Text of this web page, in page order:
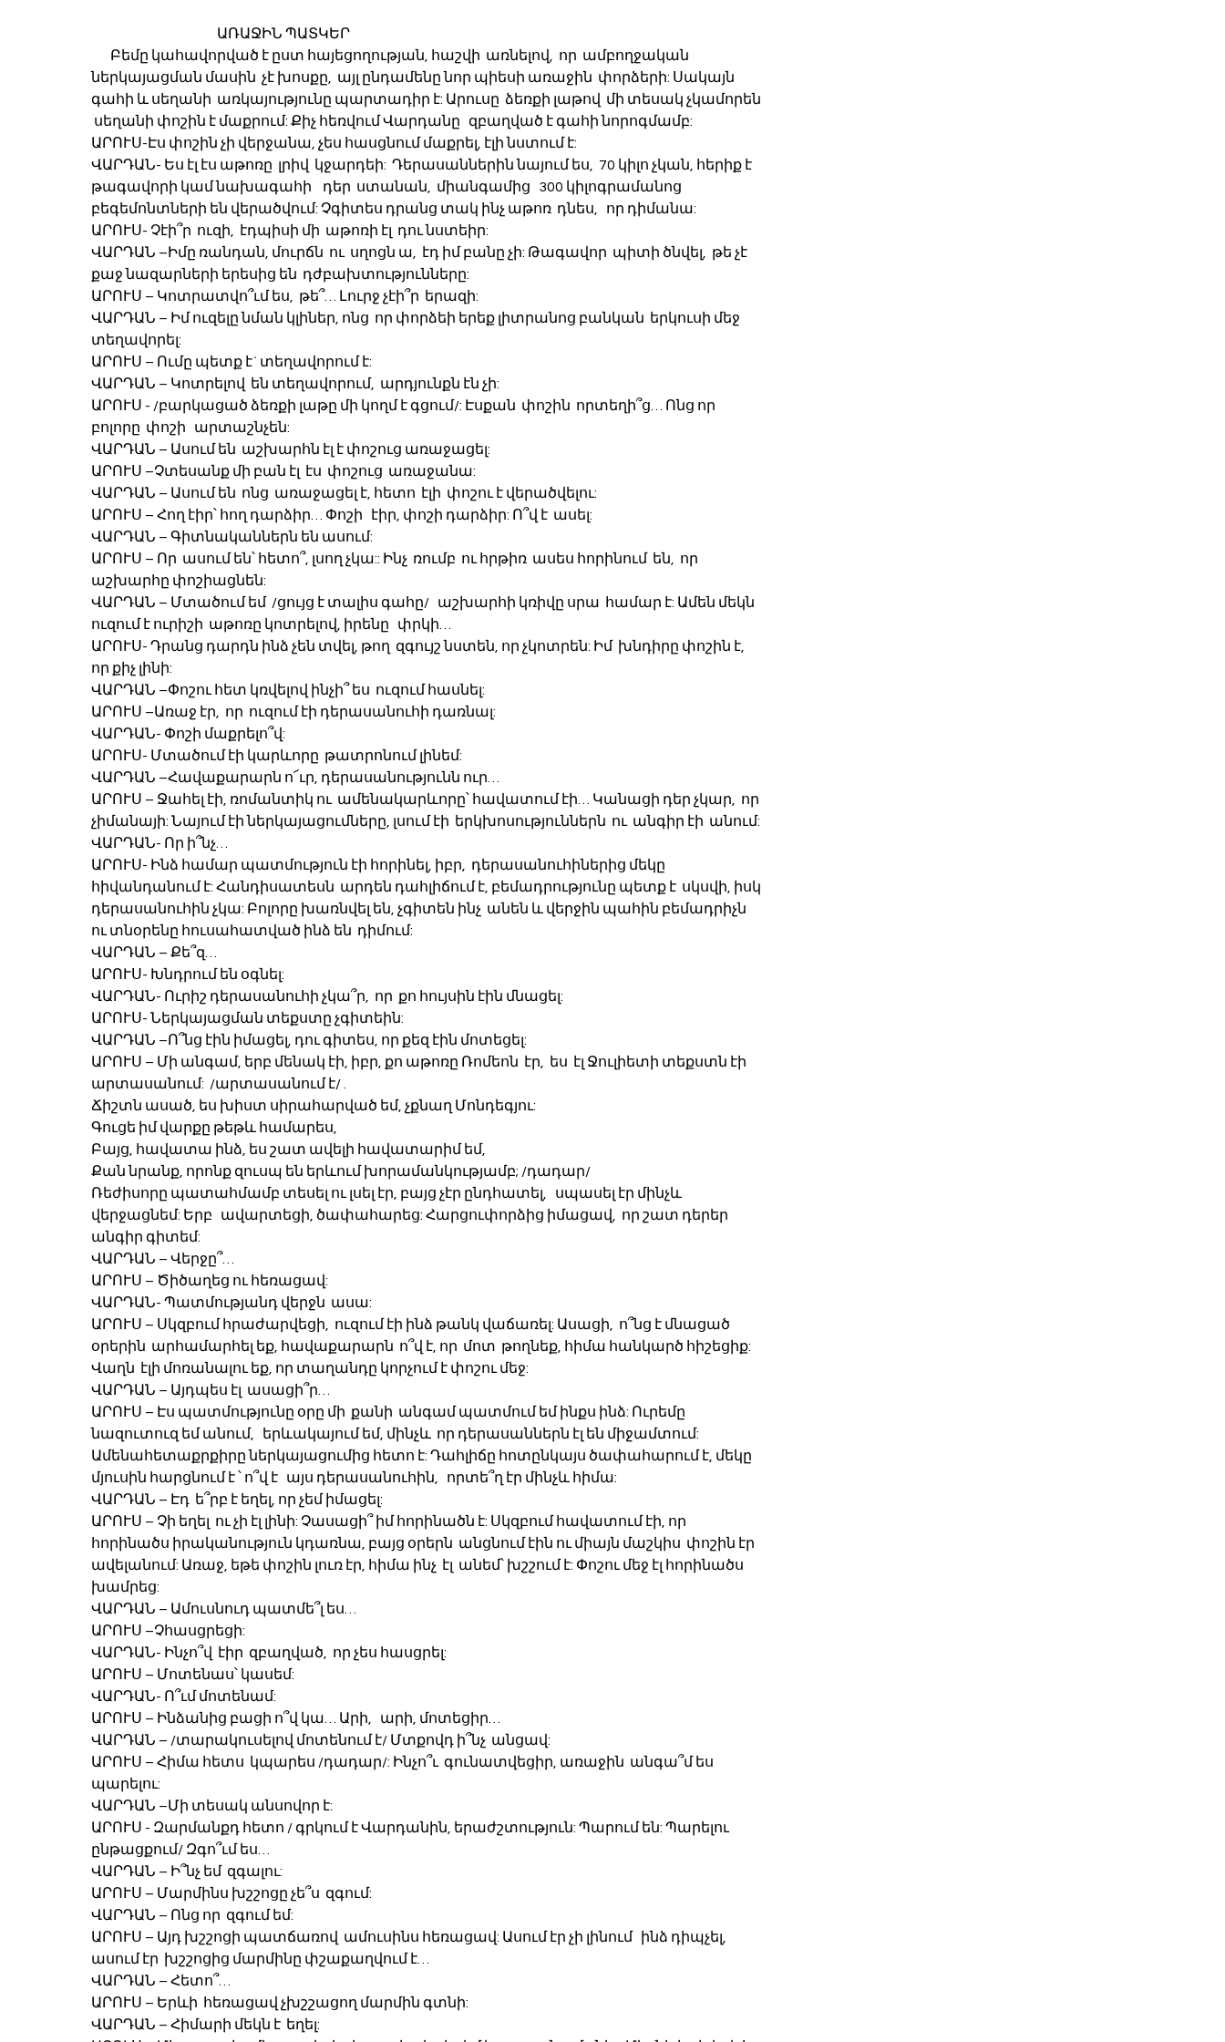
                                              ԱՌԱՋԻՆ ՊԱՏԿԵՐ
ներկայացման մասին  չէ խոսքը,  այլ ընդամենը նոր պիեսի առաջին  փորձերի: Սակայն
գահի և սեղանի  առկայությունը պարտադիր է: Արուսը  ձեռքի լաթով  մի տեսակ չկամորեն
սեղանի փոշին է մաքրում: Քիչ հեռվում Վարդանը   զբաղված է գահի նորոգմամբ:
ԱՐՈՒՍ-Էս փոշին չի վերջանա, չես հասցնում մաքրել, էլի նստում է:
ՎԱՐԴԱՆ- Ես էլ էս աթոռը  լրիվ  կջարդեի:  Դերասաններին նայում ես,  70 կիլո չկան, հերիք է
թագավորի կամ նախագահի    դեր  ստանան,  միանգամից   300 կիլոգրամանոց
բեգեմոնտների են վերածվում: Չգիտես դրանց տակ ինչ աթոռ  դնես,   որ դիմանա:
ԱՐՈՒՍ- Չէի՞ր  ուզի,  էդպիսի մի  աթոռի էլ  դու նստեիր:
ՎԱՐԴԱՆ –Իմը ռանդան, մուրճն  ու  սղոցն ա,  էդ իմ բանը չի: Թագավոր  պիտի ծնվել,  թե չէ
քաջ նազարների երեսից են  դժբախտությունները:
ԱՐՈՒՍ – Կոտրատվո՞ւմ ես,  թե՞… Լուրջ չէի՞ր  երազի:
ՎԱՐԴԱՆ – Իմ ուզելը նման կլիներ, ոնց  որ փորձեի երեք լիտրանոց բանկան  երկուսի մեջ
տեղավորել:
ԱՐՈՒՍ – Ումը պետք է` տեղավորում է:
ՎԱՐԴԱՆ – Կոտրելով  են տեղավորում,  արդյունքն էն չի:
ԱՐՈՒՍ - /բարկացած ձեռքի լաթը մի կողմ է գցում/: Էսքան  փոշին  որտեղի՞ց… Ոնց որ
բոլորը  փոշի   արտաշնչեն:
ՎԱՐԴԱՆ – Ասում են  աշխարհն էլ է փոշուց առաջացել:
ԱՐՈՒՍ –Չտեսանք մի բան էլ  էս  փոշուց  առաջանա:
ՎԱՐԴԱՆ – Ասում են  ոնց  առաջացել է, հետո  էլի  փոշու է վերածվելու:
ԱՐՈՒՍ – Հող էիր՝ հող դարձիր… Փոշի   էիր, փոշի դարձիր: Ո՞վ է  ասել:
ՎԱՐԴԱՆ – Գիտնականներն են ասում:
ԱՐՈՒՍ – Որ  ասում են՝ հետո՞, լսող չկա:: Ինչ  ռումբ  ու հրթիռ  ասես հորինում  են,  որ
աշխարհը փոշիացնեն:
ՎԱՐԴԱՆ – Մտածում եմ  /ցույց է տալիս գահը/   աշխարհի կռիվը սրա  համար է: Ամեն մեկն
ուզում է ուրիշի  աթոռը կոտրելով, իրենը   փրկի…
ԱՐՈՒՍ- Դրանց դարդն ինձ չեն տվել, թող  զգույշ նստեն, որ չկոտրեն: Իմ  խնդիրը փոշին է,
որ քիչ լինի:
ՎԱՐԴԱՆ –Փոշու հետ կռվելով ինչի՞ ես  ուզում հասնել:
ԱՐՈՒՍ –Առաջ էր,  որ  ուզում էի դերասանուհի դառնալ:
ՎԱՐԴԱՆ- Փոշի մաքրելո՞վ:
ԱՐՈՒՍ- Մտածում էի կարևորը  թատրոնում լինեմ:
ՎԱՐԴԱՆ –Հավաքարարն ո՜ւր, դերասանությունն ուր…
ԱՐՈՒՍ – Ջահել էի, ռոմանտիկ ու  ամենակարևորը՝ հավատում էի… Կանացի դեր չկար,  որ
չիմանայի: Նայում էի ներկայացումները, լսում էի  երկխոսություններն  ու  անգիր էի  անում:
ՎԱՐԴԱՆ- Որ ի՞նչ…
ԱՐՈՒՍ- Ինձ համար պատմություն էի հորինել, իբր,  դերասանուհիներից մեկը
հիվանդանում է: Հանդիսատեսն  արդեն դահլիճում է, բեմադրությունը պետք է  սկսվի, իսկ
դերասանուհին չկա: Բոլորը խառնվել են, չգիտեն ինչ  անեն և վերջին պահին բեմադրիչն
ու տնօրենը հուսահատված ինձ են  դիմում:
ՎԱՐԴԱՆ – Քե՞զ…
ԱՐՈՒՍ- Խնդրում են օգնել:
ՎԱՐԴԱՆ- Ուրիշ դերասանուհի չկա՞ր,  որ  քո հույսին էին մնացել:
ԱՐՈՒՍ- Ներկայացման տեքստը չգիտեին:
ՎԱՐԴԱՆ –Ո՞նց էին իմացել, դու գիտես, որ քեզ էին մոտեցել:
ԱՐՈՒՍ – Մի անգամ, երբ մենակ էի, իբր, քո աթոռը Ռոմեոն  էր,  ես  էլ Ջուլիետի տեքստն էի
արտասանում:  /արտասանում է/ .
Ճիշտն ասած, ես խիստ սիրահարված եմ, չքնաղ Մոնդեգյու:
Գուցե իմ վարքը թեթև համարես,
Բայց, հավատա ինձ, ես շատ ավելի հավատարիմ եմ,
Քան նրանք, որոնք զուսպ են երևում խորամանկությամբ; /դադար/
Ռեժիսորը պատահմամբ տեսել ու լսել էր, բայց չէր ընդհատել,   սպասել էր մինչև
վերջացնեմ: Երբ   ավարտեցի, ծափահարեց: Հարցուփորձից իմացավ,  որ շատ դերեր
անգիր գիտեմ:
ՎԱՐԴԱՆ – Վերջը՞…
ԱՐՈՒՍ – Ծիծաղեց ու հեռացավ:
ՎԱՐԴԱՆ- Պատմությանդ վերջն  ասա:
ԱՐՈՒՍ – Սկզբում հրաժարվեցի,  ուզում էի ինձ թանկ վաճառել: Ասացի,  ո՞նց է մնացած
օրերին  արհամարհել եք, հավաքարարն  ո՞վ է, որ  մոտ  թողնեք, հիմա հանկարծ հիշեցիք:
Վաղն  էլի մոռանալու եք, որ տաղանդը կորչում է փոշու մեջ:
ՎԱՐԴԱՆ – Այդպես էլ  ասացի՞ր…
ԱՐՈՒՍ – Էս պատմությունը օրը մի  քանի  անգամ պատմում եմ ինքս ինձ: Ուրեմը
նազուտուզ եմ անում,   երևակայում եմ, մինչև  որ դերասաններն էլ են միջամտում:
Ամենահետաքրքիրը ներկայացումից հետո է: Դահլիճը հոտընկայս ծափահարում է, մեկը
մյուսին հարցնում է ՝ ո՞վ է   այս դերասանուհին,   որտե՞ղ էր մինչև հիմա:
ՎԱՐԴԱՆ – Էդ  ե՞րբ է եղել, որ չեմ իմացել:
ԱՐՈՒՍ – Չի եղել  ու չի էլ լինի: Չասացի՞ իմ հորինածն է: Սկզբում հավատում էի, որ
հորինածս իրականություն կդառնա, բայց օրերն  անցնում էին ու միայն մաշկիս  փոշին էր
ավելանում: Առաջ, եթե փոշին լուռ էր, հիմա ինչ  էլ  անեմ՝ խշշում է: Փոշու մեջ էլ հորինածս
խամրեց:
ՎԱՐԴԱՆ – Ամուսնուդ պատմե՞լ ես…
ԱՐՈՒՍ –Չհասցրեցի:
ՎԱՐԴԱՆ- Ինչո՞վ  էիր  զբաղված,  որ չես հասցրել:
ԱՐՈՒՍ – Մոտենաս՝ կասեմ:
ՎԱՐԴԱՆ- Ո՞ւմ մոտենամ:
ԱՐՈՒՍ – Ինձանից բացի ո՞վ կա… Արի,   արի, մոտեցիր…
ՎԱՐԴԱՆ – /տարակուսելով մոտենում է/ Մտքովդ ի՞նչ  անցավ:
ԱՐՈՒՍ – Հիմա հետս  կպարես /դադար/: Ինչո՞ւ  գունատվեցիր, առաջին  անգա՞մ ես
պարելու:
ՎԱՐԴԱՆ –Մի տեսակ անսովոր է:
ԱՐՈՒՍ - Զարմանքդ հետո / գրկում է Վարդանին, երաժշտություն: Պարում են: Պարելու
ընթացքում/ Զգո՞ւմ ես…
ՎԱՐԴԱՆ – Ի՞նչ եմ  զգալու:
ԱՐՈՒՍ – Մարմինս խշշոցը չե՞ս  զգում:
ՎԱՐԴԱՆ – Ոնց որ  զգում եմ:
ԱՐՈՒՍ – Այդ խշշոցի պատճառով  ամուսինս հեռացավ: Ասում էր չի լինում   ինձ դիպչել,
ասում էր  խշշոցից մարմինը փշաքաղվում է…
ՎԱՐԴԱՆ – Հետո՞…
ԱՐՈՒՍ – Երևի  հեռացավ չխշշացող մարմին գտնի:
ՎԱՐԴԱՆ – Հիմարի մեկն է  եղել: